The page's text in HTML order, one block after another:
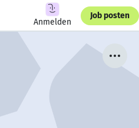
Anmelden
Job posten